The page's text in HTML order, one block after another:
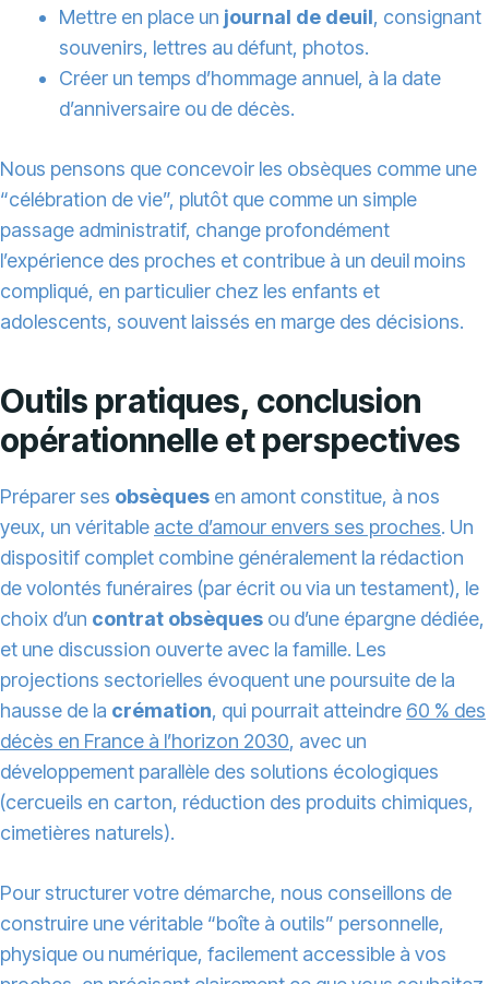
Mettre en place un journal de deuil, consignant
souvenirs, lettres au défunt, photos.
Créer un temps d’hommage annuel, à la date
d’anniversaire ou de décès.
Nous pensons que concevoir les obsèques comme une
“célébration de vie”, plutôt que comme un simple
passage administratif, change profondément
l’expérience des proches et contribue à un deuil moins
compliqué, en particulier chez les enfants et
adolescents, souvent laissés en marge des décisions.
Outils pratiques, conclusion
opérationnelle et perspectives
Préparer ses obsèques en amont constitue, à nos
yeux, un véritable acte d’amour envers ses proches. Un
dispositif complet combine généralement la rédaction
de volontés funéraires (par écrit ou via un testament), le
choix d’un contrat obsèques ou d’une épargne dédiée,
et une discussion ouverte avec la famille. Les
projections sectorielles évoquent une poursuite de la
hausse de la crémation, qui pourrait atteindre 60 % des
décès en France à l’horizon 2030, avec un
développement parallèle des solutions écologiques
(cercueils en carton, réduction des produits chimiques,
cimetières naturels).
Pour structurer votre démarche, nous conseillons de
construire une véritable “boîte à outils” personnelle,
physique ou numérique, facilement accessible à vos